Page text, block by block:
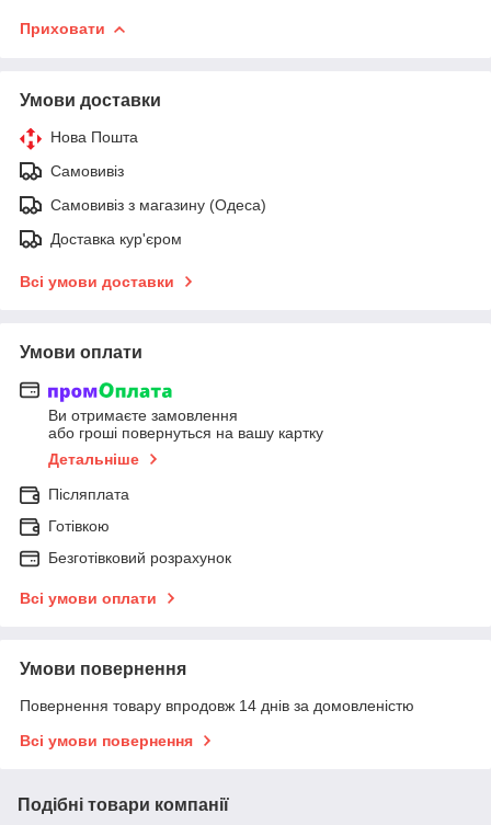
Приховати
Умови доставки
Нова Пошта
Самовивіз
Самовивіз з магазину (Одеса)
Доставка кур'єром
Всі умови доставки
Умови оплати
Ви отримаєте замовлення
або гроші повернуться на вашу картку
Детальніше
Післяплата
Готівкою
Безготівковий розрахунок
Всі умови оплати
Умови повернення
Повернення товару впродовж 14 днів за домовленістю
Всі умови повернення
Подібні товари компанії